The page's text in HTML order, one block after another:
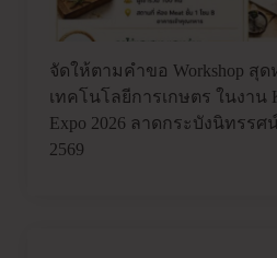
จัดให้ตามคำขอ Workshop สุ
เทคโนโลยีการเกษตร ในงาน
Expo 2026 ลาดกระบังนิทรร
2569